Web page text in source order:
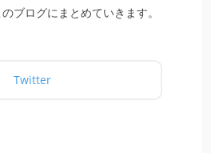
ブログにまとめていきます。
Twitter